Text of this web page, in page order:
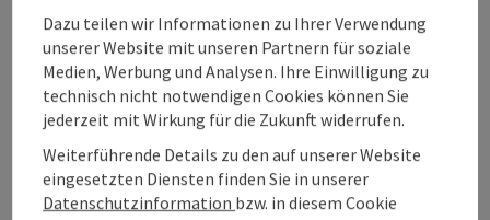
Dazu teilen wir Informationen zu Ihrer Verwendung
unserer Website mit unseren Partnern für soziale
Medien, Werbung und Analysen. Ihre Einwilligung zu
technisch nicht notwendigen Cookies können Sie
jederzeit mit Wirkung für die Zukunft widerrufen.
Weiterführende Details zu den auf unserer Website
eingesetzten Diensten finden Sie in unserer
Datenschutzinformation bzw. in diesem Cookie